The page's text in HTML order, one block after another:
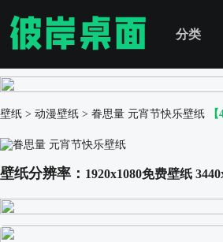
分类
壁纸 > 动漫壁纸 > 眷思量 元宵节快乐壁纸
壁纸分辨率： 1920x1080免费壁纸